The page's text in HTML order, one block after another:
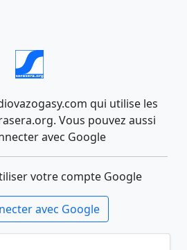
qui utilise les
Vous pouvez aussi
avec Google
votre compte Google
avec Google